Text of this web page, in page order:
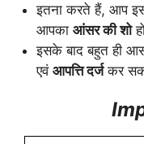
इतना करते हैं, आप
आपका आंसर की शो
इसके बाद बहुत ही
एवं आपत्ति दर्जकर